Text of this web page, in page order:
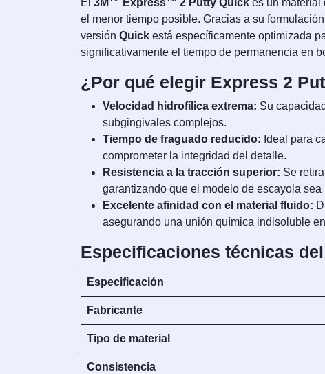
El 3M™ Express™ 2 Putty Quick es un material
el menor tiempo posible. Gracias a su
versión Quick está específicamente optimizada
significativamente el tiempo de permanencia en
¿Por qué elegir Express 2
Velocidad hidrofílica extrema: Su
subgingivales complejos.
Tiempo de fraguado reducido: Ideal para
comprometer la integridad del detalle.
Resistencia a la tracción superior: Se
garantizando que el modelo de escayola
Excelente afinidad con el material fluido:
asegurando una unión química indisoluble
Especificaciones técnicas
Especificación
Fabricante
Tipo de material
Consistencia